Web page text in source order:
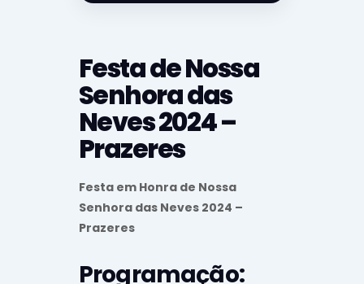
Festa de Nossa
Senhora das
Neves 2024 –
Prazeres
Festa em Honra de Nossa
Senhora das Neves 2024 –
Prazeres
Programação: